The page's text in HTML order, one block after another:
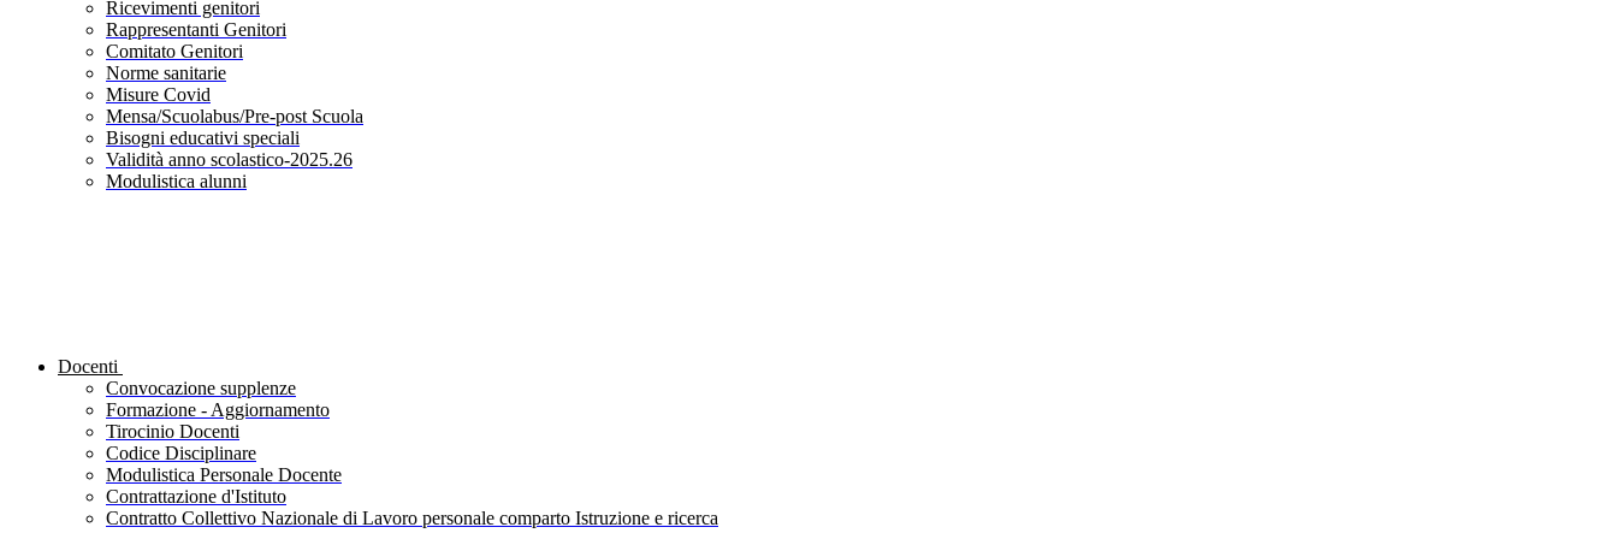
Ricevimenti genitori
Rappresentanti Genitori
Comitato Genitori
Norme sanitarie
Misure Covid
Mensa/Scuolabus/Pre-post Scuola
Bisogni educativi speciali
Validità anno scolastico-2025.26
Modulistica alunni
Docenti
Convocazione supplenze
Formazione - Aggiornamento
Tirocinio Docenti
Codice Disciplinare
Modulistica Personale Docente
Contrattazione d'Istituto
Contratto Collettivo Nazionale di Lavoro personale comparto Istruzione e ricerca